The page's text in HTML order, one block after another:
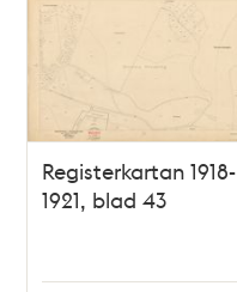
Registerkartan 1918-
1921, blad 43